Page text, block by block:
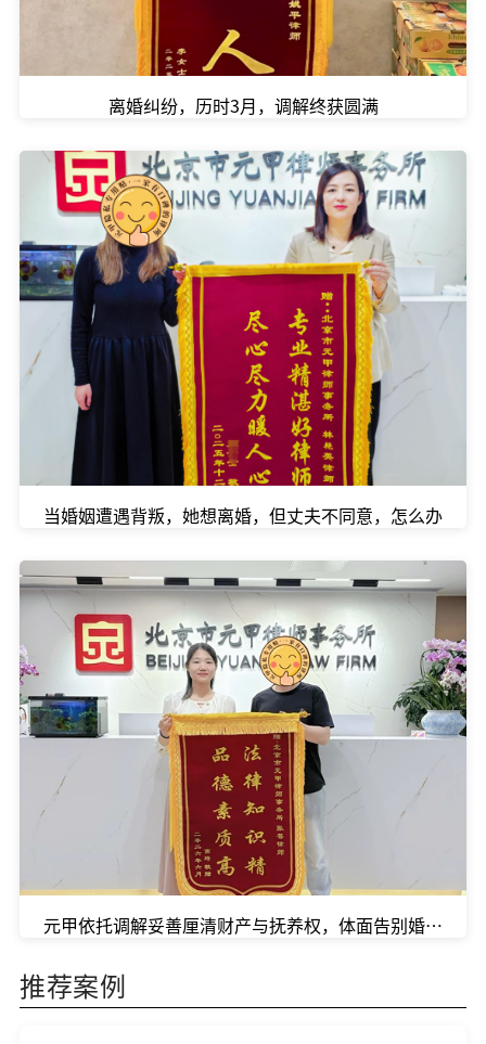
离婚纠纷，历时3月，调解终获圆满
当婚姻遭遇背叛，她想离婚，但丈夫不同意，怎么办
元甲依托调解妥善厘清财产与抚养权，体面告别婚姻。
推荐案例